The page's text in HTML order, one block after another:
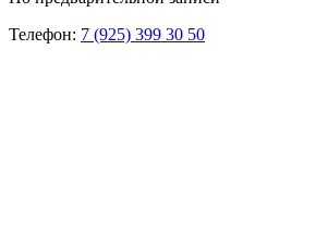
Телефон: 7 (925) 399 30 50